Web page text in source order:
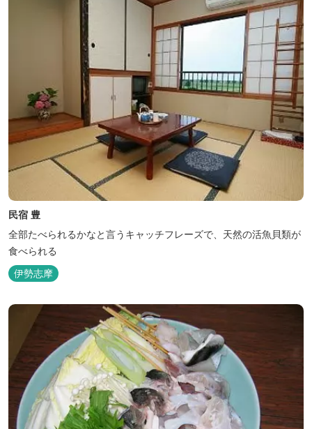
民宿 豊
全部たべられるかなと言うキャッチフレーズで、天然の活魚貝類が
食べられる
伊勢志摩